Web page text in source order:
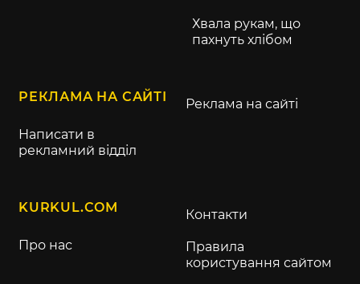
Хвала рукам, що
пахнуть хлібом
РЕКЛАМА НА САЙТІ
Написати в
рекламний відділ
Реклама на сайті
KURKUL.COM
Про нас
Контакти
Правила
користування сайтом